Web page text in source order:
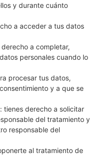
y durante cuánto
a acceder a tus datos
a completar,
personales cuando lo
procesar tus datos,
y a que se
tienes derecho a solicitar
del tratamiento y
responsable del
al tratamiento de